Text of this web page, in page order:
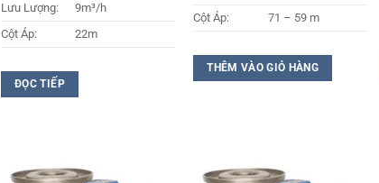
Lưu Lượng:
9m³/h
Cột Áp:
22m
ĐỌC TIẾP
Cột Áp:
71 – 59 m
THÊM VÀO GIỎ HÀNG